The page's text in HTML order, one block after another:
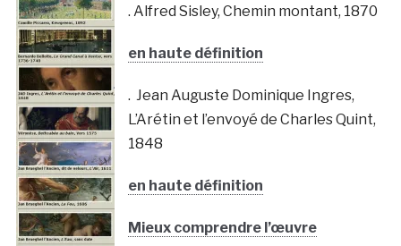
. Alfred Sisley, Chemin montant, 1870
en haute définition
. Jean Auguste Dominique Ingres,
L’Arétin et l’envoyé de Charles Quint,
1848
en haute définition
Mieux comprendre l’œuvre